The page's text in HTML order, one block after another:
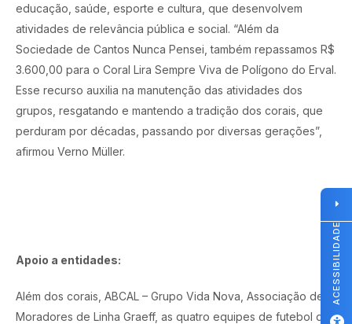
educação, saúde, esporte e cultura, que desenvolvem
atividades de relevância pública e social. “Além da
Sociedade de Cantos Nunca Pensei, também repassamos R$
3.600,00 para o Coral Lira Sempre Viva de Polígono do Erval.
Esse recurso auxilia na manutenção das atividades dos
grupos, resgatando e mantendo a tradição dos corais, que
perduram por décadas, passando por diversas gerações”,
afirmou Verno Müller.
Apoio a entidades:
Além dos corais, ABCAL – Grupo Vida Nova, Associação de
Moradores de Linha Graeff, as quatro equipes de futebol de
ACESSIBILIDADE